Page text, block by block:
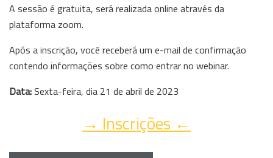
A sessão é gratuita, será realizada online através da
plataforma zoom.
Após a inscrição, você receberá um e-mail de confirmação
contendo informações sobre como entrar no webinar.
Data:Sexta-feira, dia 21 de abril de 2023
→ Inscrições ←